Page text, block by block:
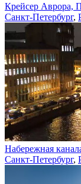
Крейсер Аврора,
Санкт-Петербург,
Набережная
Санкт-Петербург,